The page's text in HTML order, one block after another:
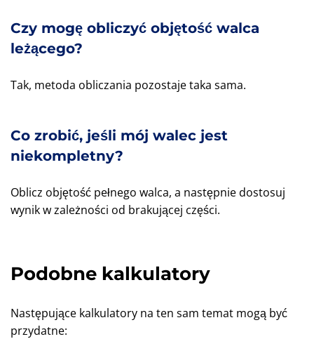
Czy mogę obliczyć objętość walca
leżącego?
Tak, metoda obliczania pozostaje taka sama.
Co zrobić, jeśli mój walec jest
niekompletny?
Oblicz objętość pełnego walca, a następnie dostosuj
wynik w zależności od brakującej części.
Podobne kalkulatory
Następujące kalkulatory na ten sam temat mogą być
przydatne: